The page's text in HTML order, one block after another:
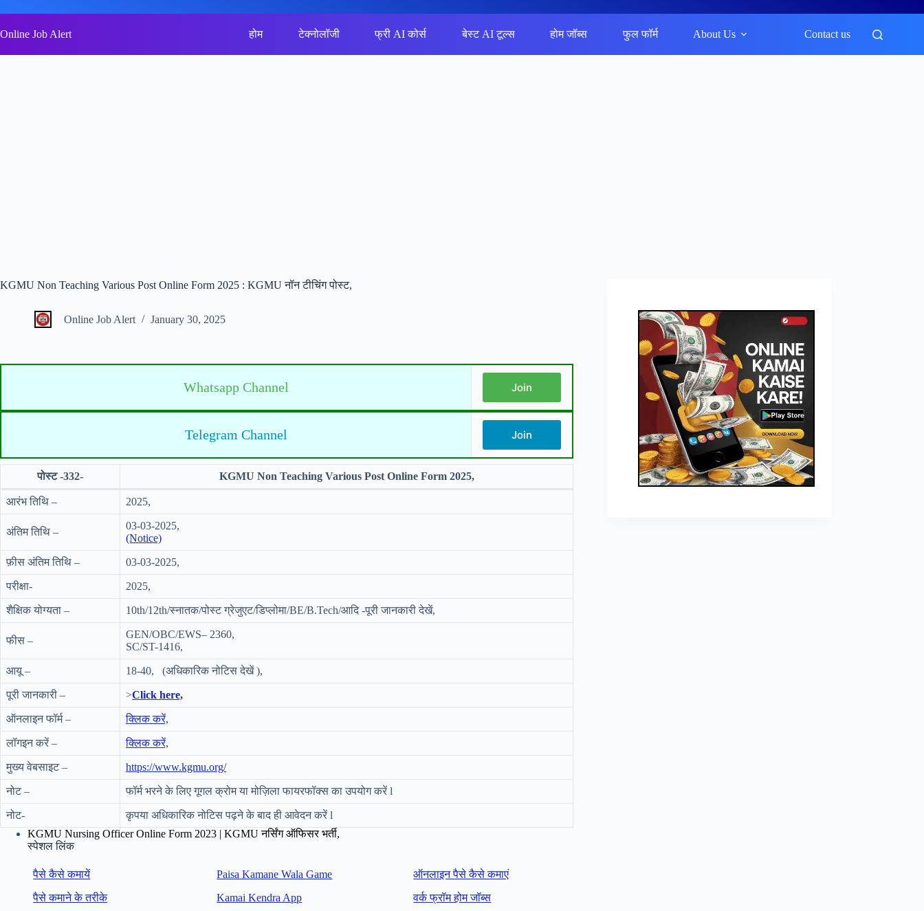
to
content
Online Job Alert होम टेक्नोलॉजी फ्री AI कोर्स बेस्ट AI टूल्स होम जॉब्स फुल फॉर्म About Us Contact us
KGMU Non Teaching Various Post Online Form 2025 : KGMU नॉन टीचिंग पोस्ट,
Online Job Alert January 30, 2025
Whatsapp Channel Join
Telegram Channel Join
पोस्ट -332- KGMU Non Teaching Various Post Online Form 2025,
आरंभ तिथि – 2025,
अंतिम तिथि –
03-03-2025,
(Notice)
फ़ीस अंतिम तिथि – 03-03-2025,
परीक्षा- 2025,
शैक्षिक योग्यता – 10th/12th/स्नातक/पोस्ट ग्रेजुएट/डिप्लोमा/BE/B.Tech/आदि -पूरी जानकारी देखें,
फीस –
GEN/OBC/EWS– 2360,
SC/ST-1416,
आयू – 18-40, (अधिकारिक नोटिस देखें ),
पूरी जानकारी – >Click here,
ऑनलाइन फॉर्म – क्लिक करें,
लॉगइन करें – क्लिक करें,
मुख्य वेबसाइट – https://www.kgmu.org/
नोट – फॉर्म भरने के लिए गूगल क्रोम या मोज़िला फायरफॉक्स का उपयोग करें l
नोट-
कृपया अधिकारिक नोटिस पढ़ने के बाद ही आवेदन करें l
KGMU Nursing Officer Online Form 2023 | KGMU नर्सिंग ऑफिसर भर्ती,
स्पेशल लिंक
पैसे कैसे कमायें Paisa Kamane Wala Game
ऑनलाइन पैसे कैसे कमाएं
पैसे कमाने के तरीके
Kamai Kendra App
वर्क फ्रॉम होम जॉब्स